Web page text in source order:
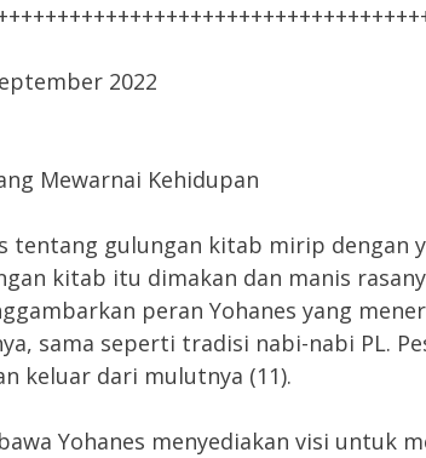
2022
Mewarnai Kehidupan
tentang gulungan kitab mirip dengan
kitab itu dimakan dan manis
peran Yohanes yang
sama seperti tradisi nabi-nabi PL.
keluar dari mulutnya (11).
Yohanes menyediakan visi untuk